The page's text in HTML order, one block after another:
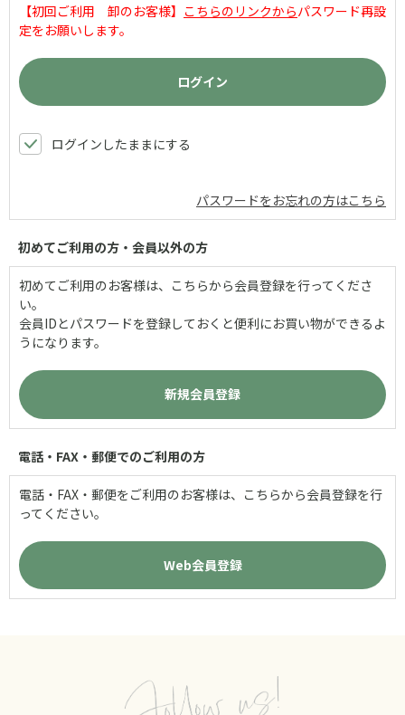
【初回ご利用 卸のお客様】 こちらのリンクからパスワード再設
定をお願いします。
ログインしたままにする
パスワードをお忘れの方はこちら
初めてご利用の方・会員以外の方
初めてご利用のお客様は、こちらから会員登録を行ってくださ
い。
会員IDとパスワードを登録しておくと便利にお買い物ができるよ
うになります。
電話・FAX・郵便でのご利用の方
電話・FAX・郵便をご利用のお客様は、こちらから会員登録を行
ってください。